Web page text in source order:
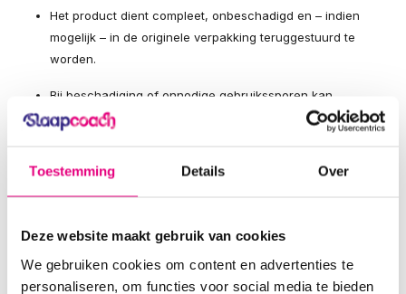
Toestemming Details Over
Deze website maakt gebruik van cookies
We gebruiken cookies om content en advertenties te
personaliseren, om functies voor social media te bieden
Het product dient compleet, onbeschadigd en – indien
mogelijk – in de originele verpakking teruggestuurd te
worden.
Bij beschadiging of onnodige gebruikssporen kan
waardevermindering
in rekening worden gebracht.
behandeling nemen.
retourzending.